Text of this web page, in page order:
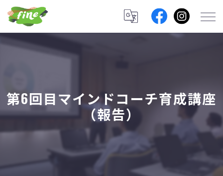
第6回目マインドコーチ育成講座
（報告）